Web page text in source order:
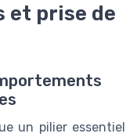
et prise de
un pilier essentiel